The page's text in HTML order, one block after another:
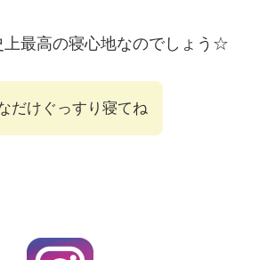
上最高の寝心地なのでしょう☆
だけぐっすり寝てね